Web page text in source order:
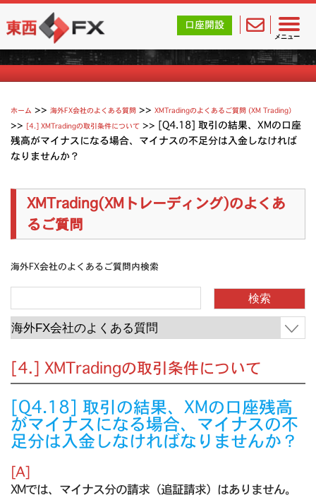
メニュー
東西FX｜海外FX会社（ブローカー）の無料口座開設サポ
口座開設
XMTradingのよくあるご質問
ホーム >>海外FX会社のよくある質問 >>XMTradingのよくあるご質問 (XM Trading）
>> [4.] XMTradingの取引条件について >> [Q4.18] 取引の結果、XMの口座
残高がマイナスになる場合、マイナスの不足分は入金しなければ
なりませんか？
XMTrading(XMトレーディング)のよくあ
るご質問
海外FX会社のよくあるご質問内検索
[4.] XMTradingの取引条件について
[Q4.18] 取引の結果、XMの口座残高
がマイナスになる場合、マイナスの不
足分は入金しなければなりませんか？
[A]
XMでは、マイナス分の請求（追証請求）はありません。